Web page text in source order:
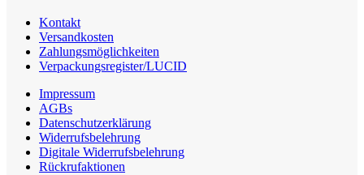
Kontakt
Versandkosten
Zahlungsmöglichkeiten
Verpackungsregister/LUCID
Impressum
AGBs
Datenschutzerklärung
Widerrufsbelehrung
Digitale Widerrufsbelehrung
Rückrufaktionen